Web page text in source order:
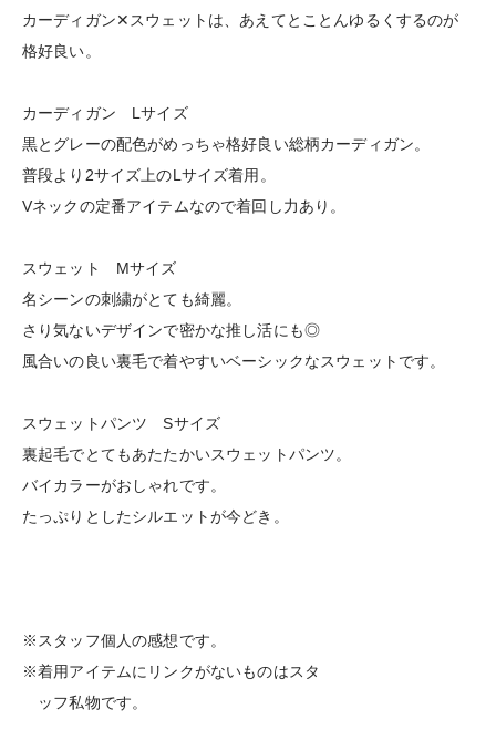
カーディガン✕スウェットは、あえてとことんゆるくするのが
格好良い。
カーディガン Lサイズ
黒とグレーの配色がめっちゃ格好良い総柄カーディガン。
普段より2サイズ上のLサイズ着用。
Vネックの定番アイテムなので着回し力あり。
スウェット Mサイズ
名シーンの刺繍がとても綺麗。
さり気ないデザインで密かな推し活にも◎
風合いの良い裏毛で着やすいベーシックなスウェットです。
スウェットパンツ Sサイズ
裏起毛でとてもあたたかいスウェットパンツ。
バイカラーがおしゃれです。
たっぷりとしたシルエットが今どき。
※スタッフ個人の感想です。
※着用アイテムにリンクがないものはスタ
ッフ私物です。